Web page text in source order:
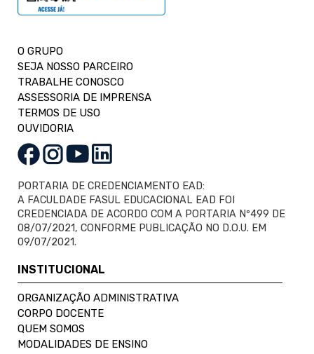
O GRUPO
SEJA NOSSO PARCEIRO
TRABALHE CONOSCO
ASSESSORIA DE IMPRENSA
TERMOS DE USO
OUVIDORIA
PORTARIA DE CREDENCIAMENTO EAD:
A FACULDADE FASUL EDUCACIONAL EAD FOI
CREDENCIADA DE ACORDO COM A PORTARIA Nº499 DE
08/07/2021, CONFORME PUBLICAÇÃO NO D.O.U. EM
09/07/2021.
INSTITUCIONAL
ORGANIZAÇÃO ADMINISTRATIVA
CORPO DOCENTE
QUEM SOMOS
MODALIDADES DE ENSINO